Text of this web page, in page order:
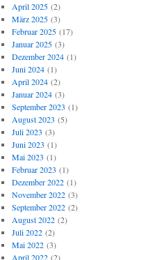
April 2025(2)
März 2025(3)
Februar 2025(17)
Januar 2025(3)
Dezember 2024(1)
Juni 2024(1)
April 2024(2)
Januar 2024(3)
September 2023 (1)
August 2023 (5)
Juli 2023 (3)
Juni 2023 (1)
Mai 2023 (1)
Februar 2023 (1)
Dezember 2022(1)
November 2022(3)
September 2022(2)
August 2022(2)
Juli 2022(2)
Mai 2022(3)
April 2022(2)